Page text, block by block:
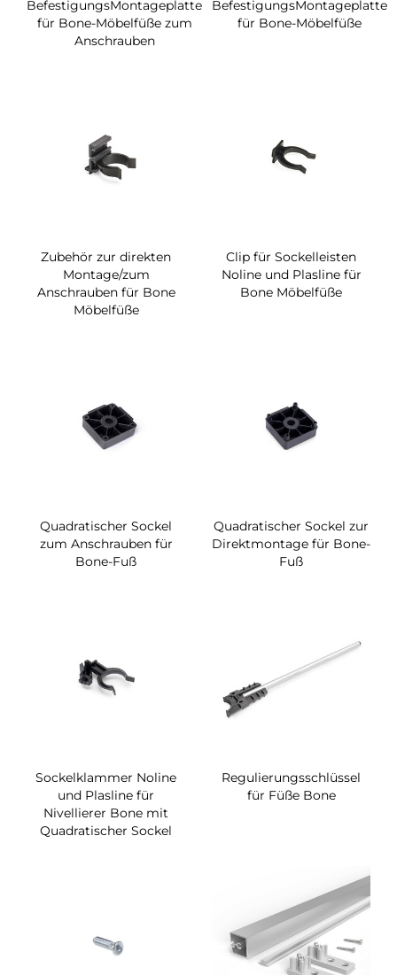
BefestigungsMontageplatte
für Bone-Möbelfüße zum
Anschrauben
BefestigungsMontageplatte
für Bone-Möbelfüße
Zubehör zur direkten
Montage/zum
Anschrauben für Bone
Möbelfüße
Clip für Sockelleisten
Noline und Plasline für
Bone Möbelfüße
Quadratischer Sockel
zum Anschrauben für
Bone-Fuß
Quadratischer Sockel zur
Direktmontage für Bone-
Fuß
Sockelklammer Noline
und Plasline für
Nivellierer Bone mit
Quadratischer Sockel
Regulierungsschlüssel
für Füße Bone